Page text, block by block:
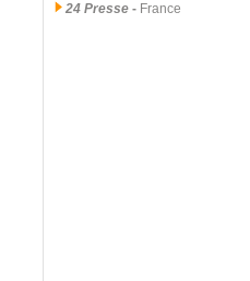
24 Presse - France